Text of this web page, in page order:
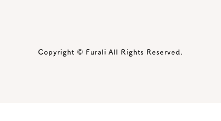
Copyright © Furali All Rights Reserved.